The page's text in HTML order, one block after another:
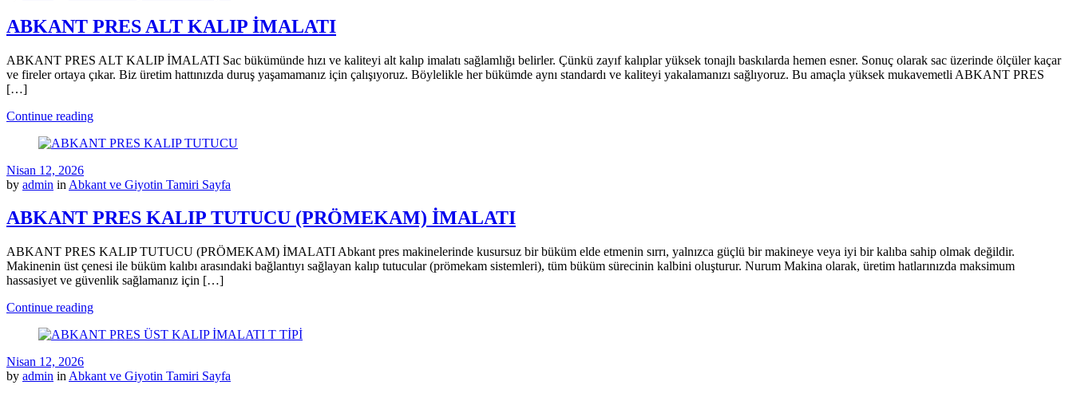
ABKANT PRES ALT KALIP İMALATI
ABKANT PRES ALT KALIP İMALATI Sac bükümünde hızı ve kaliteyi alt kalıp imalatı sağlamlığı belirler. Çünkü zayıf kalıplar yüksek tonajlı baskılarda hemen esner. Sonuç olarak sac üzerinde ölçüler kaçar
ve fireler ortaya çıkar. Biz üretim hattınızda duruş yaşamamanız için çalışıyoruz. Böylelikle her bükümde aynı standardı ve kaliteyi yakalamanızı sağlıyoruz. Bu amaçla yüksek mukavemetli ABKANT PRES
[…]
Continue reading
Nisan 12, 2026
by admin in Abkant ve Giyotin Tamiri Sayfa
ABKANT PRES KALIP TUTUCU (PRÖMEKAM) İMALATI
ABKANT PRES KALIP TUTUCU (PRÖMEKAM) İMALATI Abkant pres makinelerinde kusursuz bir büküm elde etmenin sırrı, yalnızca güçlü bir makineye veya iyi bir kalıba sahip olmak değildir.
Makinenin üst çenesi ile büküm kalıbı arasındaki bağlantıyı sağlayan kalıp tutucular (prömekam sistemleri), tüm büküm sürecinin kalbini oluşturur. Nurum Makina olarak, üretim hatlarınızda maksimum
hassasiyet ve güvenlik sağlamanız için […]
Continue reading
Nisan 12, 2026
by admin in Abkant ve Giyotin Tamiri Sayfa